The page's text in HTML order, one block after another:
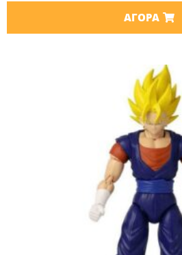
ΑΓΟΡΆ